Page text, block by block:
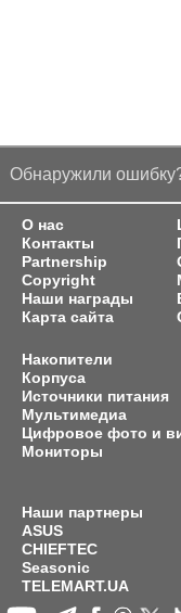
Обнаружили
О нас
Контакты
Partnership
Copyright
Наши награды
Карта сайта
Накопители
Корпуса
Источники питания
Мультимедиа
Цифровое фото и
Мониторы
Наши партнеры
ASUS
CHIEFTEC
Seasonic
TELEMART.UA